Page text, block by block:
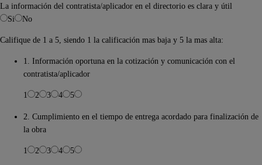
La información del contratista/aplicador en el directorio es clara y útil
Si
No
Califique de 1 a 5, siendo 1 la calificación mas baja y 5 la mas alta:
1. Información oportuna en la cotización y comunicación con el
contratista/aplicador
1 2 3 4 5
2. Cumplimiento en el tiempo de entrega acordado para finalización de
la obra
1 2 3 4 5